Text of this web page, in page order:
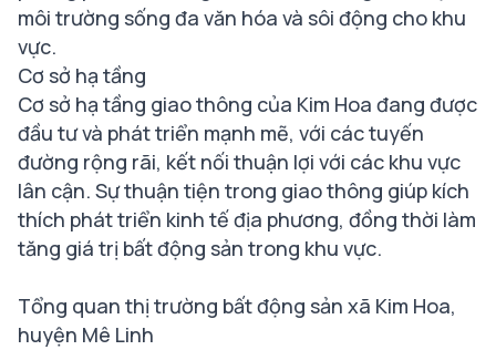
môi trường sống đa văn hóa và sôi động cho khu
vực.
Cơ sở hạ tầng
Cơ sở hạ tầng giao thông của Kim Hoa đang được
đầu tư và phát triển mạnh mẽ, với các tuyến
đường rộng rãi, kết nối thuận lợi với các khu vực
lân cận. Sự thuận tiện trong giao thông giúp kích
thích phát triển kinh tế địa phương, đồng thời làm
tăng giá trị bất động sản trong khu vực.
Tổng quan thị trường bất động sản xã Kim Hoa,
huyện Mê Linh